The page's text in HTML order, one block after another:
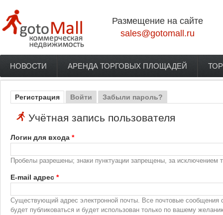
Размещение на сайте
sales@gotomall.ru
Главное меню
НОВОСТИ АРЕНДА ТОРГОВЫХ ПЛОЩАДЕЙ
Главные вкладки
Регистрация (активная вкладка)
Войти Забыли пароль?
Учётная запись пользователя
Логин для входа *
Пробелы разрешены; знаки пунктуации запрещены, за исключением
E-mail адрес *
Существующий адрес электронной почты. Все почтовые сообщения
будет публиковаться и будет использован только по вашему